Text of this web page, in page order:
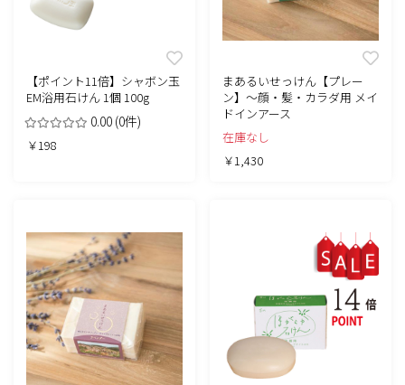
【ポイント11倍】シャボン玉
EM浴用石けん 1個 100g
0.00 (0件)
￥198
まあるいせっけん【プレー
ン】～顔・髪・カラダ用 メイ
ドインアース
在庫なし
￥1,430